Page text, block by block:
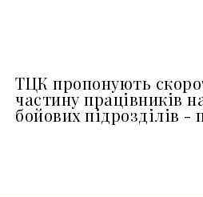
ТЦК пропонують
частину працівників
бойових підрозділів -